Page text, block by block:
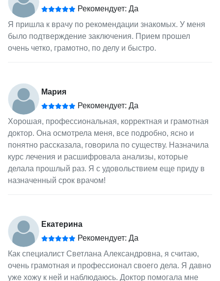
Рекомендует: Да
Я пришла к врачу по рекомендации знакомых. У меня
было подтверждение заключения. Прием прошел
очень четко, грамотно, по делу и быстро.
Мария
Рекомендует: Да
Хорошая, профессиональная, корректная и грамотная
доктор. Она осмотрела меня, все подробно, ясно и
понятно рассказала, говорила по существу. Назначила
курс лечения и расшифровала анализы, которые
делала прошлый раз. Я с удовольствием еще приду в
назначенный срок врачом!
Екатерина
Рекомендует: Да
Как специалист Светлана Александровна, я считаю,
очень грамотная и профессионал своего дела. Я давно
уже хожу к ней и наблюдаюсь. Доктор помогала мне